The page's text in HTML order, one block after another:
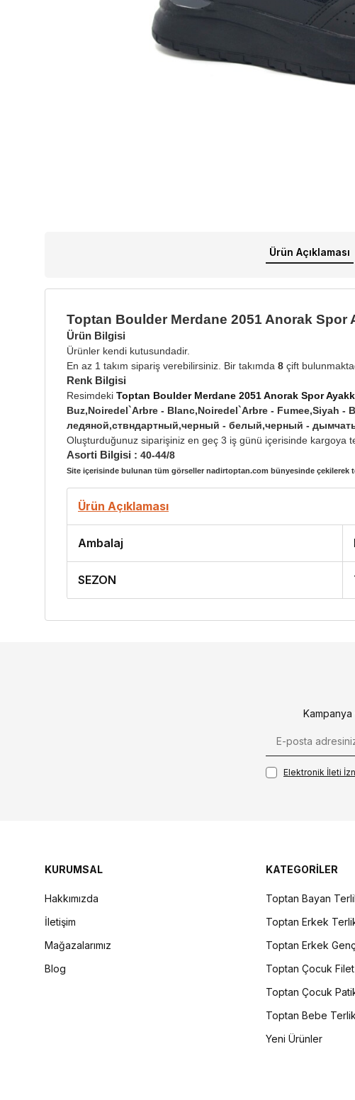
Ürün Açıklaması
Toptan Boulder Merdane 2051 Anorak Spor
Ürün Bilgisi
Ürünler kendi kutusundadir.
En az 1 takım sipariş verebilirsiniz. Bir takımda 8 çift
Renk Bilgisi
Resimdeki Toptan Boulder Merdane 2051 Anorak Spor
Buz,Noiredel`Arbre - Blanc,Noiredel`Arbre - Fumee,Siyah
ледяной,ствндартный,черный - белый,черный -
Oluşturduğunuz siparişiniz en geç 3 iş günü içerisinde kargoya
Asorti Bilgisi : 40-44/8
Site içerisinde bulunan tüm görseller nadirtoptan.com bünyesinde çekilerek
Ürün Açıklaması
Ambalaj
SEZON
Elektronik İleti
KURUMSAL
Hakkımızda
İletişim
Mağazalarımız
Blog
KATEGORİLER
Toptan Bayan
Toptan Erkek
Toptan Erkek
Toptan Çocuk
Toptan Çocuk
Toptan Bebe
Yeni Ürünler